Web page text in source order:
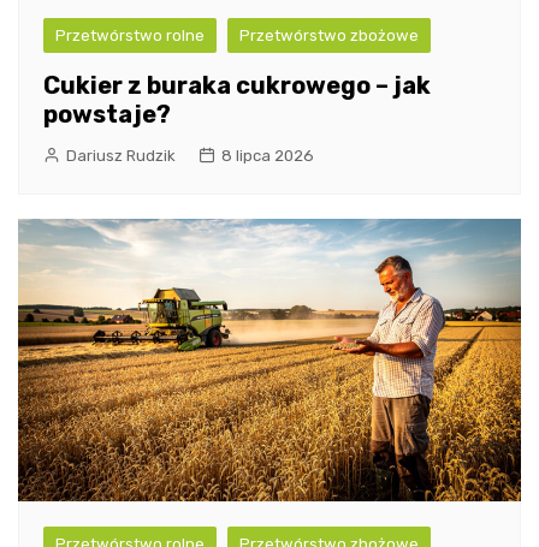
Przetwórstwo rolne Przetwórstwo zbożowe
Cukier z buraka cukrowego – jak
powstaje?
Dariusz Rudzik 8 lipca 2026